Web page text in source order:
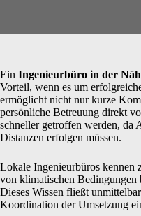
Ein Ingenieurbüro in der
Vorteil, wenn es um
ermöglicht nicht nur kurze
persönliche Betreuung direkt
schneller getroffen werden, da
Distanzen erfolgen müssen.
Lokale Ingenieurbüros kennen
von klimatischen Bedingungen
Dieses Wissen fließt
Koordination der Umsetzung